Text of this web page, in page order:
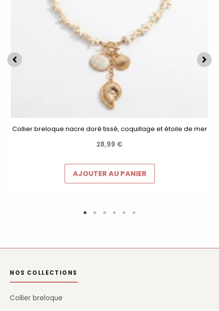
Collier breloque nacre doré tissé, coquillage et étoile de mer
28,99 €
AJOUTER AU PANIER
NOS COLLECTIONS
Collier breloque